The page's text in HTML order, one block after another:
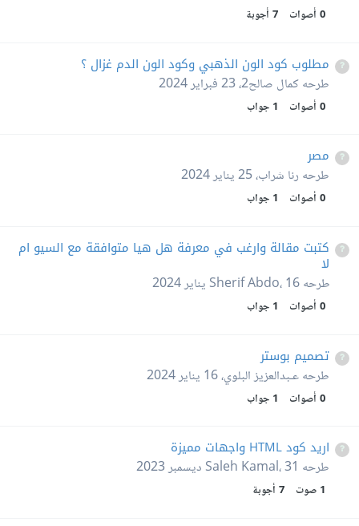
0 أصوات 7 أجوبة
مطلوب كود الون الذهبي وكود الون الدم غزال ؟
طرحهكمال صالح2 ،23 فبراير 2024
0 أصوات 1 جواب
مصر
طرحه رنا شراب،25 يناير 2024
0 أصوات 1 جواب
كتبت مقالة وارغب في معرفة هل هيا متوافقة مع السيو ام
لا
طرحه Sherif Abdo،16 يناير 2024
0 أصوات 1 جواب
تصميم بوستر
طرحهعـبدالعزيز البلوي،16 يناير 2024
0 أصوات 1 جواب
اريد كود HTML واجهات مميزة
طرحه Saleh Kamal،31 ديسمبر 2023
1 صوت 7 أجوبة